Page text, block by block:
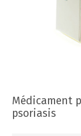
Médicament
psoriasis